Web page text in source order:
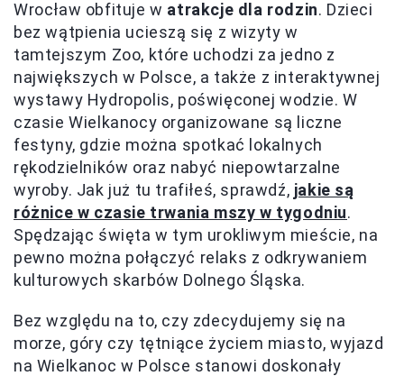
Wrocław obfituje w atrakcje dla rodzin. Dzieci
bez wątpienia ucieszą się z wizyty w
tamtejszym Zoo, które uchodzi za jedno z
największych w Polsce, a także z interaktywnej
wystawy Hydropolis, poświęconej wodzie. W
czasie Wielkanocy organizowane są liczne
festyny, gdzie można spotkać lokalnych
rękodzielników oraz nabyć niepowtarzalne
wyroby. Jak już tu trafiłeś, sprawdź, jakie są
różnice w czasie trwania mszy w tygodniu.
Spędzając święta w tym urokliwym mieście, na
pewno można połączyć relaks z odkrywaniem
kulturowych skarbów Dolnego Śląska.
Bez względu na to, czy zdecydujemy się na
morze, góry czy tętniące życiem miasto, wyjazd
na Wielkanoc w Polsce stanowi doskonały